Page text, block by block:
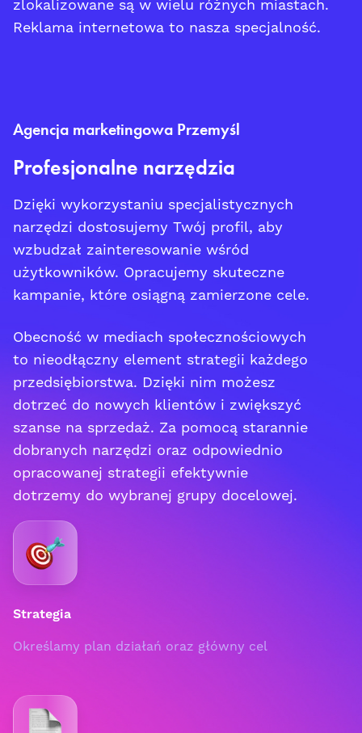
zlokalizowane są w wielu różnych miastach.
Reklama internetowa to nasza specjalność.
Agencja marketingowa Przemyśl
Profesjonalne narzędzia
Dzięki wykorzystaniu specjalistycznych
narzędzi dostosujemy Twój profil, aby
wzbudzał zainteresowanie wśród
użytkowników. Opracujemy skuteczne
kampanie, które osiągną zamierzone cele.
Obecność w mediach społecznościowych
to nieodłączny element strategii każdego
przedsiębiorstwa. Dzięki nim możesz
dotrzeć do nowych klientów i zwiększyć
szanse na sprzedaż. Za pomocą starannie
dobranych narzędzi oraz odpowiednio
opracowanej strategii efektywnie
dotrzemy do wybranej grupy docelowej.
Strategia
Określamy plan działań oraz główny cel